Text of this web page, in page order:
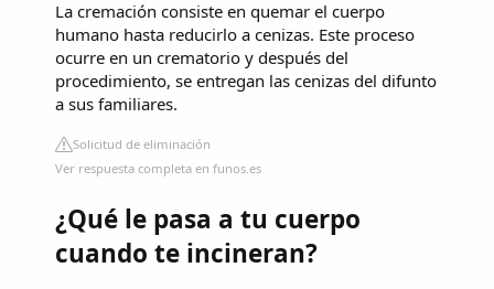
La cremación consiste en quemar el cuerpo
humano hasta reducirlo a cenizas. Este proceso
ocurre en un crematorio y después del
procedimiento, se entregan las cenizas del difunto
a sus familiares.
Solicitud de eliminación
Ver respuesta completa en funos.es
¿Qué le pasa a tu cuerpo
cuando te incineran?